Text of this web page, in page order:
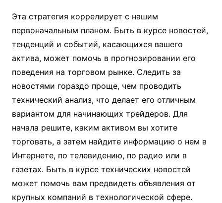
Эта стратегия коррелирует с нашим
первоначальным планом. Быть в курсе новостей,
тенденций и событий, касающихся вашего
актива, может помочь в прогнозировании его
поведения на торговом рынке. Следить за
новостями гораздо проще, чем проводить
технический анализ, что делает его отличным
вариантом для начинающих трейдеров. Для
начала решите, каким активом вы хотите
торговать, а затем найдите информацию о нем в
Интернете, по телевидению, по радио или в
газетах. Быть в курсе технических новостей
может помочь вам предвидеть объявления от
крупных компаний в технологической сфере.